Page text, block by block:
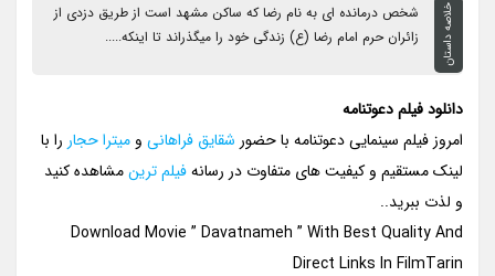
خلاصه داستان
شخص درمانده ای به نام رضا که ساکن مشهد است از طریق دزدی از
زائران حرم امام رضا (ع) زندگی خود را میگذراند تا اینکه.....
دانلود فیلم دعوتنامه
امروز فیلم سینمایی دعوتنامه با حضور شقایق فراهانی ومیترا حجار را با
لینک مستقیم و کیفیت های متفاوت در رسانهفیلم ترینمشاهده کنید
و لذت ببرید..
Download Movie ” Davatnameh ” With Best Quality And
Direct Links In FilmTarin